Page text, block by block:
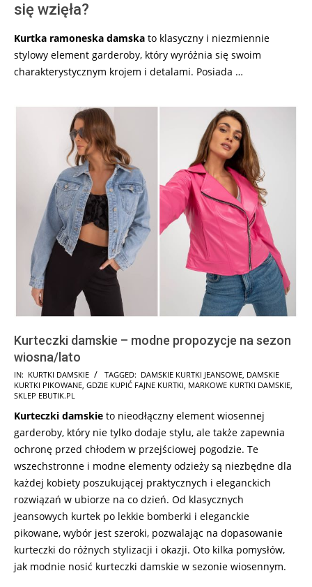
się wzięła?
Kurtka ramoneska damska to klasyczny i niezmiennie
stylowy element garderoby, który wyróżnia się swoim
charakterystycznym krojem i detalami. Posiada …
Kurteczki damskie – modne propozycje na sezon
wiosna/lato
2026-
02-
IN: KURTKI DAMSKIE TAGGED: DAMSKIE KURTKI JEANSOWE, DAMSKIE
KURTKI PIKOWANE, GDZIE KUPIĆ FAJNE KURTKI, MARKOWE KURTKI DAMSKIE,
SKLEP EBUTIK.PL
Kurteczki damskie to nieodłączny element wiosennej
garderoby, który nie tylko dodaje stylu, ale także zapewnia
ochronę przed chłodem w przejściowej pogodzie. Te
wszechstronne i modne elementy odzieży są niezbędne dla
każdej kobiety poszukującej praktycznych i eleganckich
rozwiązań w ubiorze na co dzień. Od klasycznych
jeansowych kurtek po lekkie bomberki i eleganckie
pikowane, wybór jest szeroki, pozwalając na dopasowanie
kurteczki do różnych stylizacji i okazji. Oto kilka pomysłów,
jak modnie nosić kurteczki damskie w sezonie wiosennym.